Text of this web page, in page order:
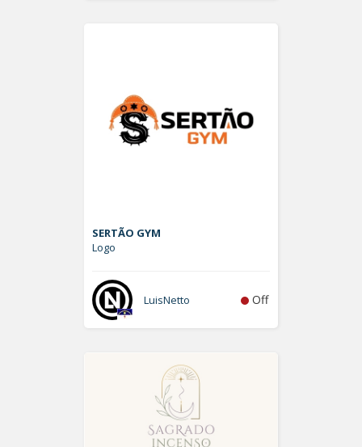
SERTÃO GYM
Logo
LuisNetto Off